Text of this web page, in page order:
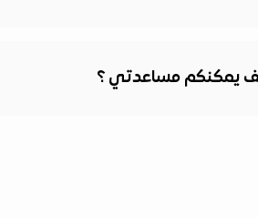
يمكنكم مساعدتي ؟